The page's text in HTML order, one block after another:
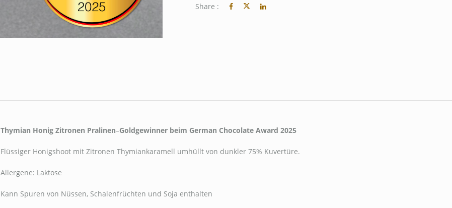
Share :
Thymian Honig Zitronen Pralinen–Goldgewinner beim German Chocolate Award 2025
Flüssiger Honigshoot mit Zitronen Thymiankaramell umhüllt von dunkler 75% Kuvertüre.
Allergene: Laktose
Kann Spuren von Nüssen, Schalenfrüchten und Soja enthalten